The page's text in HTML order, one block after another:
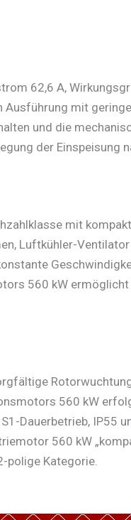
62,6 A,
mit
und die
der Einspeisung
mit
Luftkühler-
560 kW ermöglicht
560 kW
Dauerbetrieb, IP55
560 kW
polige Kategorie.